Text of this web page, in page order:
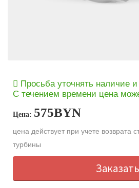
Просьба уточнять наличие
С течением времени цена
Цена: 575BYN
цена действует при учете возврата
турбины
Заказать